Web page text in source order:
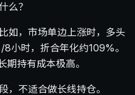
么？
如，市场单边上涨时，多头
小时，折合年化约109%。
持有成本极高。
，不适合做长线持仓。